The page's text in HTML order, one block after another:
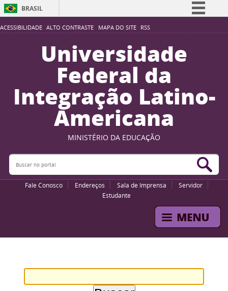
ACESSIBILIDADE ALTO CONTRASTE MAPA DO SITE RSS
BRASIL
Simplifique!
Participe
Acesso à informação
Legislação
Canais
Universidade
Federal da
Integração Latino-
Americana
MINISTÉRIO DA EDUCAÇÃO
Buscar no portal
Fale Conosco Endereços Sala de Imprensa
Servidor
Estudante